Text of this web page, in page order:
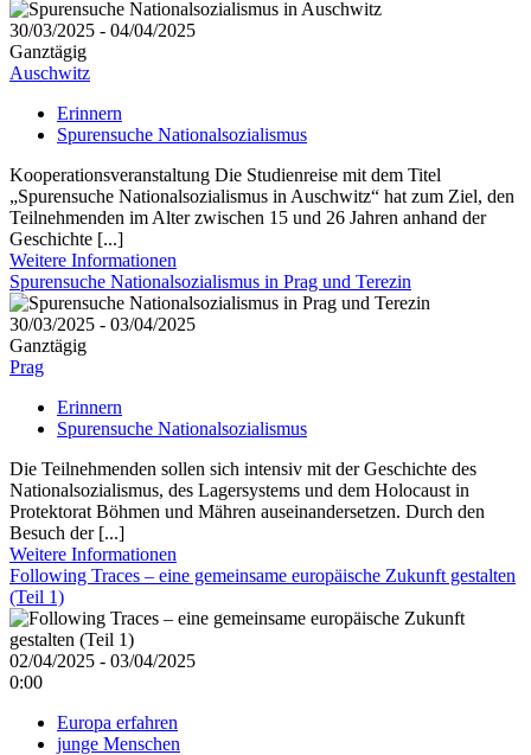
30/03/2025 - 04/04/2025
Ganztägig
Auschwitz
Erinnern
Spurensuche Nationalsozialismus
Kooperationsveranstaltung Die Studienreise mit dem Titel
„Spurensuche Nationalsozialismus in Auschwitz“ hat zum Ziel, den
Teilnehmenden im Alter zwischen 15 und 26 Jahren anhand der
Geschichte [...]
Weitere Informationen
Spurensuche Nationalsozialismus in Prag und Terezin
30/03/2025 - 03/04/2025
Ganztägig
Prag
Erinnern
Spurensuche Nationalsozialismus
Die Teilnehmenden sollen sich intensiv mit der Geschichte des
Nationalsozialismus, des Lagersystems und dem Holocaust in
Protektorat Böhmen und Mähren auseinandersetzen. Durch den
Besuch der [...]
Weitere Informationen
Following Traces – eine gemeinsame europäische Zukunft gestalten
(Teil 1)
02/04/2025 - 03/04/2025
0:00
Europa erfahren
junge Menschen